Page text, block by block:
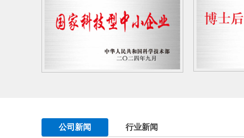
公司新闻 行业新闻